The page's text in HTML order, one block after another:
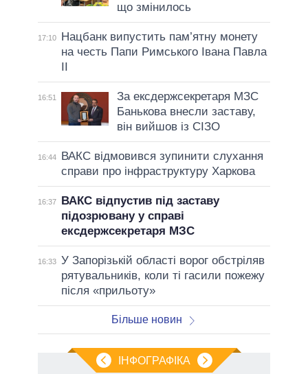
що змінилось
17:10
Нацбанк випустить пам’ятну монету
на честь Папи Римського Івана Павла
16:51
За ексдержсекретаря МЗС
Банькова внесли заставу,
він вийшов із СІЗО
16:44
ВАКС відмовився зупинити слухання
справи про інфраструктуру Харкова
16:37
ВАКС відпустив під заставу
підозрювану у справі
ексдержсекретаря МЗС
16:33 У Запорізькій області ворог обстріляв
рятувальників, коли ті гасили пожежу
після «прильоту»
Більше новин
ІНФОГРАФІКА